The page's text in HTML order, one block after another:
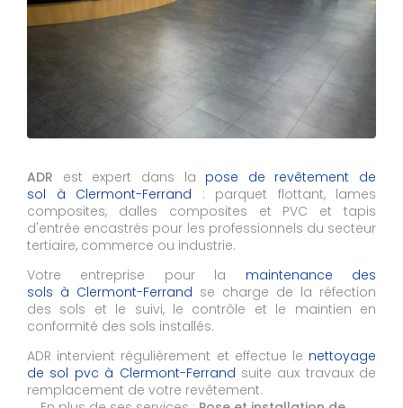
ADR est expert dans la pose de revêtement de
sol à Clermont-Ferrand : parquet flottant, lames
composites, dalles composites et PVC et tapis
d'entrée encastrés pour les professionnels du secteur
tertiaire, commerce ou industrie.
Votre entreprise pour la maintenance des
sols à Clermont-Ferrand se charge de la réfection
des sols et le suivi, le contrôle et le maintien en
conformité des sols installés.
ADR intervient régulièrement et effectue le nettoyage
de sol pvc à Clermont-Ferrand suite aux travaux de
remplacement de votre revêtement.